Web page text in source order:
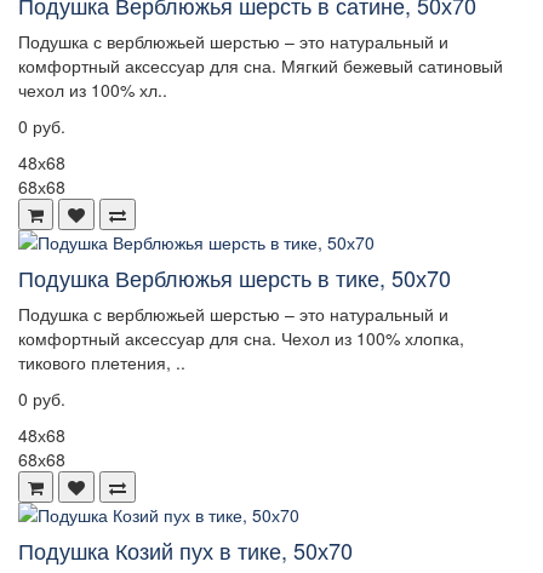
Подушка с верблюжьей шерстью – это натуральный и
комфортный аксессуар для сна. Мягкий бежевый сатиновый
чехол из 100% хл..
0 руб.
48х68
68х68
Подушка Верблюжья шерсть в тике, 50х70
Подушка с верблюжьей шерстью – это натуральный и
комфортный аксессуар для сна. Чехол из 100% хлопка,
тикового плетения, ..
0 руб.
48х68
68х68
Подушка Козий пух в тике, 50х70